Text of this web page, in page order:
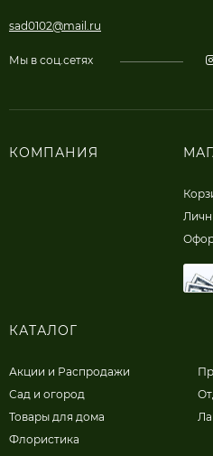
sad0102@mail.ru
Мы в соц.сетях
КОМПАНИЯ
КАТАЛОГ
Акции и Распродажи
Сад и огород
Товары для дома
Флористика